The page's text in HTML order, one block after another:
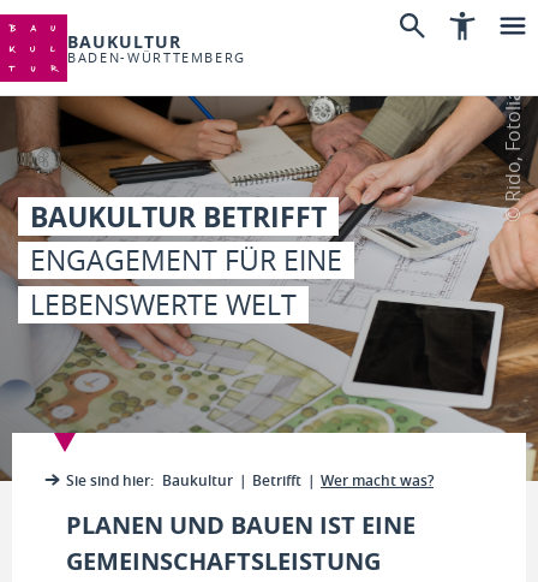
BAUKULTUR
BADEN-WÜRTTEMBERG
BAUKULTUR BETRIFFT
ENGAGEMENT FÜR EINE
LEBENSWERTE WELT
© Rido, Fotolia
Sie sind hier: Baukultur Betrifft Wer macht was?
PLANEN UND BAUEN IST EINE
GEMEINSCHAFTSLEISTUNG